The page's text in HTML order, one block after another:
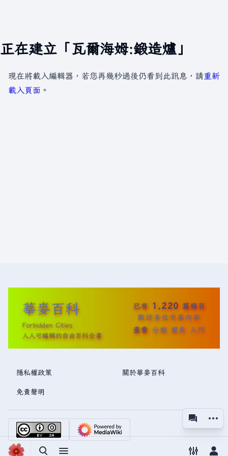
正在建立「瓦爾海姆:鍛造爐」
視圖
更多
現在將載入編輯器，若您再幾秒過後仍看到此訊息，請重新
載入頁面 。
華麥百科
Forbidden Cities
人人可編輯的自由百科全書
已有 1,220 篇條目
歡迎各位完善內容
查看 分類 變更 入門
隱私權政策 關於華麥百科
免責聲明